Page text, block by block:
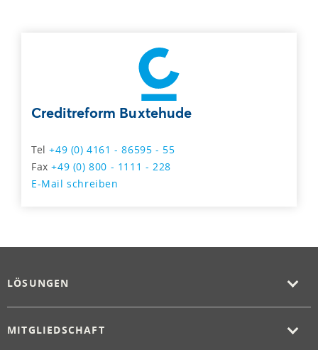
Creditreform Buxtehude
Tel+49 (0) 4161 - 86595 - 55
Fax+49 (0) 800 - 1111 - 228
E-Mail schreiben
LÖSUNGEN
MITGLIEDSCHAFT